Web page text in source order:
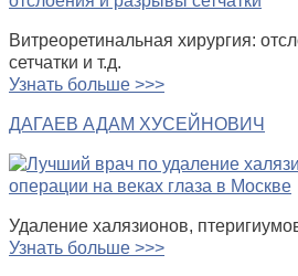
Витреоретинальная хирургия:
сетчатки и т.д.
Узнать больше >>>
ДАГАЕВ АДАМ ХУСЕЙНОВИЧ
Удаление халязионов,
Узнать больше >>>